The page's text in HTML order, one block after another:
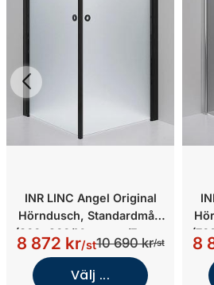
INR LINC Angel Original
Hörndusch, Standardmått
(800x900/Mattsvart/Frosta
t Glas)
8 872 kr/st10 690 kr/st
Välj ...
8